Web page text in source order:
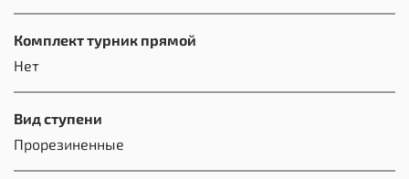
Комплект турник прямой
Нет
Вид ступени
Прорезиненные